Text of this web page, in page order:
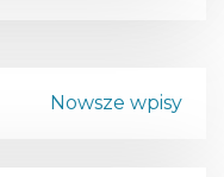
Nowsze wpisy